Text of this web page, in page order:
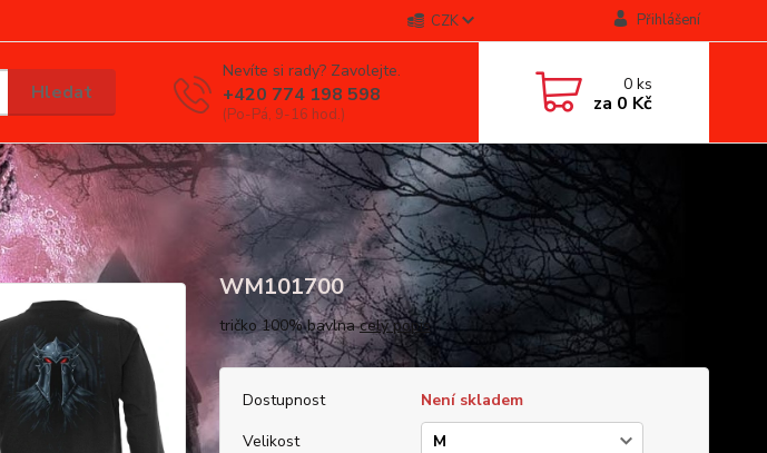
CZK Přihlášení
Hledat
Nevíte si rady? Zavolejte.
+420 774 198 598
(Po-Pá, 9-16 hod.)
0ks
za 0 Kč
WM101700
tričko 100% bavlnacelý popis
Dostupnost
Není skladem
Velikost